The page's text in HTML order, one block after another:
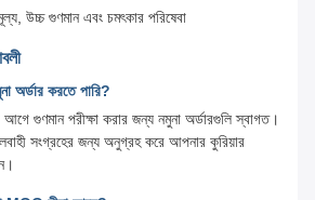
উচ্চ গুণমান এবং চমৎকার পরিষেবা
অর্ডার করতে পারি?
গুণমান পরীক্ষা করার জন্য নমুনা অর্ডারগুলি স্বাগত।
সংগ্রহের জন্য অনুগ্রহ করে আপনার কুরিয়ার